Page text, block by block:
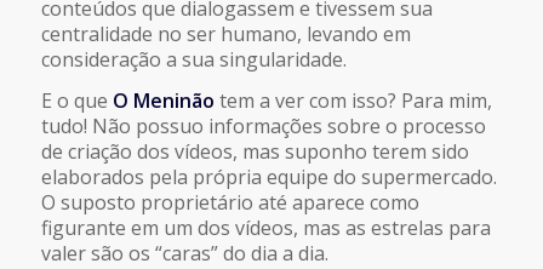
conteúdos que dialogassem e tivessem sua
centralidade no ser humano, levando em
consideração a sua singularidade.
E o que O Meninão tem a ver com isso? Para mim,
tudo! Não possuo informações sobre o processo
de criação dos vídeos, mas suponho terem sido
elaborados pela própria equipe do supermercado.
O suposto proprietário até aparece como
figurante em um dos vídeos, mas as estrelas para
valer são os “caras” do dia a dia.